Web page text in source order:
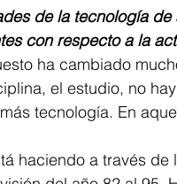
de la tecnología
con respecto a la
ha cambiado
el estudio, no
tecnología. En
haciendo a través